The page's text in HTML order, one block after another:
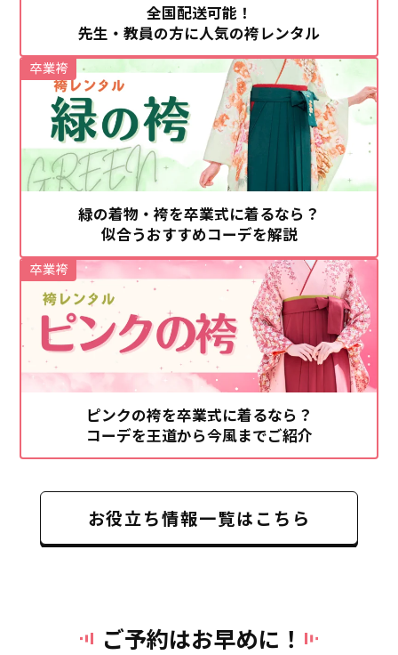
全国配送可能！
先生・教員の方に人気の袴レンタル
緑の着物・袴を卒業式に着るなら？
似合うおすすめコーデを解説
卒業袴
ピンクの袴を卒業式に着るなら？
コーデを王道から今風までご紹介
卒業袴
お役立ち情報一覧はこちら
ご予約はお早めに！